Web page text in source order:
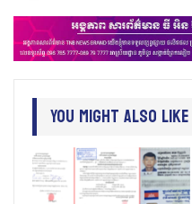
You Might Also Like